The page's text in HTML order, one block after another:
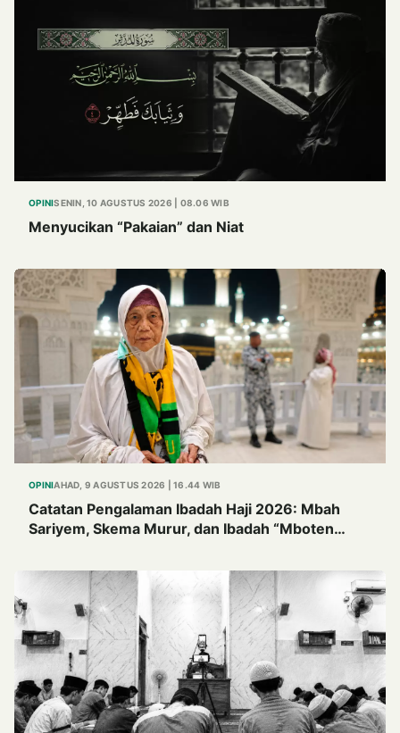
OPINISENIN, 10 AGUSTUS 2026 | 08.06 WIB
Menyucikan “Pakaian” dan Niat
OPINIAHAD, 9 AGUSTUS 2026 | 16.44 WIB
Catatan Pengalaman Ibadah Haji 2026: Mbah
Sariyem, Skema Murur, dan Ibadah “Mboten